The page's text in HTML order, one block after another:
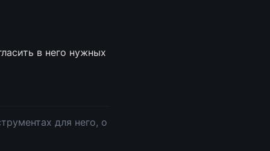
в него нужных
для него, о